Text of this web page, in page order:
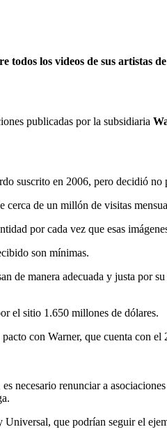
todos los videos de sus artistas
publicadas por la subsidiaria
suscrito en 2006, pero decidió
de un millón de visitas
por cada vez que esas
son mínimas.
manera adecuada y justa por
el sitio 1.650 millones de dólares.
con Warner, que cuenta con
necesario renunciar a
que podrían seguir el